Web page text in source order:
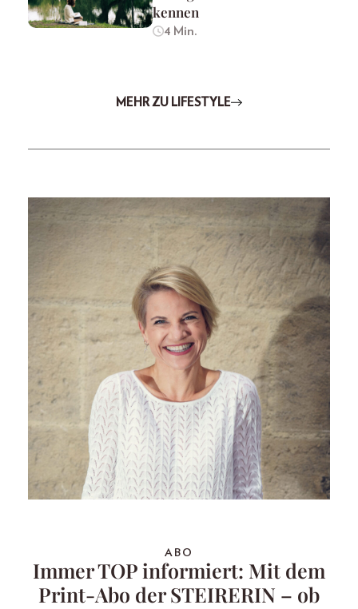
kennen
4 Min.
MEHR ZU LIFESTYLE
ABO
Immer TOP informiert: Mit dem
Print-Abo der STEIRERIN – ob